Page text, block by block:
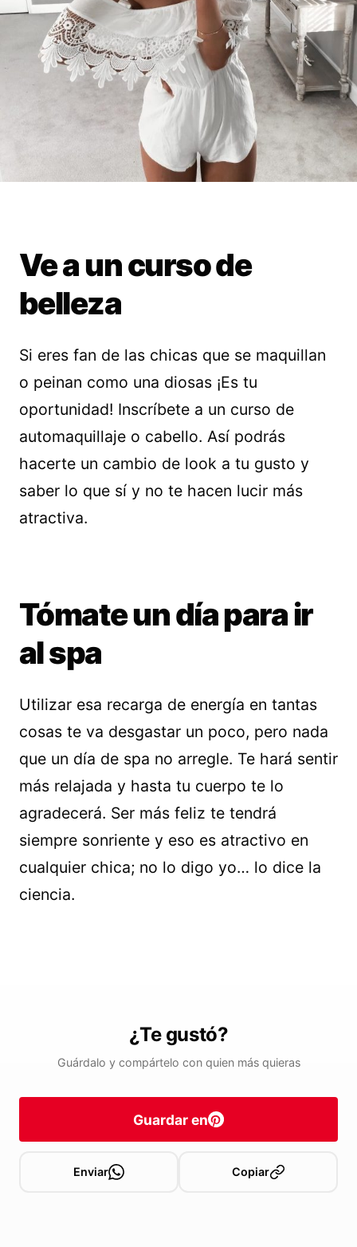
Ve a un curso de
belleza
Si eres fan de las chicas que se maquillan
o peinan como una diosas ¡Es tu
oportunidad! Inscríbete a un curso de
automaquillaje o cabello. Así podrás
hacerte un cambio de look a tu gusto y
saber lo que sí y no te hacen lucir más
atractiva.
Tómate un día para ir
al spa
Utilizar esa recarga de energía en tantas
cosas te va desgastar un poco, pero nada
que un día de spa no arregle. Te hará sentir
más relajada y hasta tu cuerpo te lo
agradecerá. Ser más feliz te tendrá
siempre sonriente y eso es atractivo en
cualquier chica; no lo digo yo… lo dice la
ciencia.
¿Te gustó?
Guárdalo y compártelo con quien más quieras
Guardar en
Enviar Copiar